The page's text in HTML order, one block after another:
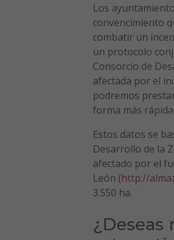
Los
convencimiento
combatir un
un protocolo
Consorcio de
afectada por el
podremos
forma más
Estos datos se
Desarrollo de la
afectado por el
León (http://
3.550 ha.